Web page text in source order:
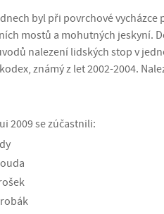
byl při povrchové vycházce
mostů a mohutných jeskyní.
nalezení lidských stop v
známý z let 2002-2004.
2009 se zúčastnili: